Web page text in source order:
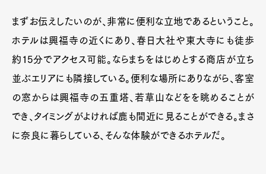
まずお伝えしたいのが、非常に便利な立地であるということ。
ホテルは興福寺の近くにあり、春日大社や東大寺にも徒歩
約15分でアクセス可能。ならまちをはじめとする商店が立ち
並ぶエリアにも隣接している。便利な場所にありながら、客室
の窓からは興福寺の五重塔、若草山などをを眺めることが
でき、タイミングがよければ鹿も間近に見ることができる。まさ
に奈良に暮らしている、そんな体験ができるホテルだ。